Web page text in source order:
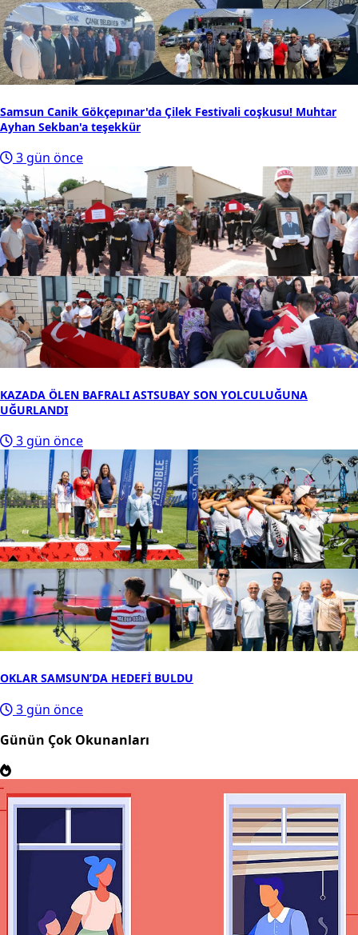
Samsun Canik Gökçepınar'da Çilek Festivali coşkusu! Muhtar
Ayhan Sekban'a teşekkür
3 gün önce
KAZADA ÖLEN BAFRALI ASTSUBAY SON YOLCULUĞUNA
UĞURLANDI
3 gün önce
OKLAR SAMSUN’DA HEDEFİ BULDU
3 gün önce
Günün Çok Okunanları